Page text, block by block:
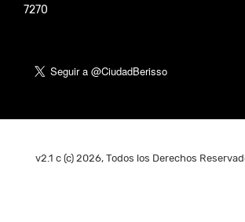
7270
v2.1 c (c) 2026, Todos los Derechos